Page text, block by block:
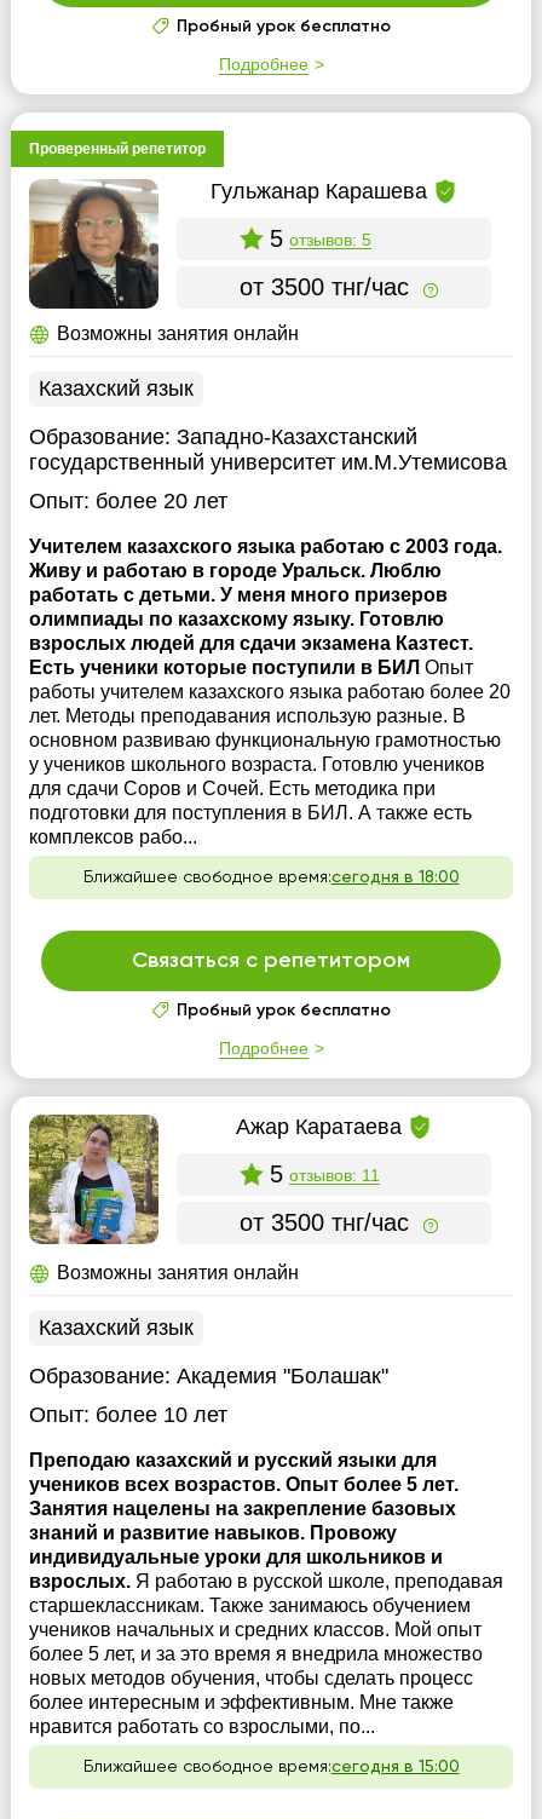
Пробный урок бесплатно
Подробнее
Проверенный репетитор
Гульжанар Карашева
5 отзывов: 5
от 3500 тнг/час
Возможны занятия онлайн
Казахский язык
Образование: Западно-Казахстанский
государственный университет им.М.Утемисова
Опыт: более 20 лет
Учителем казахского языка работаю с 2003 года.
Живу и работаю в городе Уральск. Люблю
работать с детьми. У меня много призеров
олимпиады по казахскому языку. Готовлю
взрослых людей для сдачи экзамена Казтест.
Есть ученики которые поступили в БИЛ Опыт
работы учителем казахского языка работаю более 20
лет. Методы преподавания использую разные. В
основном развиваю функциональную грамотностью
у учеников школьного возраста. Готовлю учеников
для сдачи Соров и Сочей. Есть методика при
подготовки для поступления в БИЛ. А также есть
комплексов рабо...
Ближайшее свободное время:сегодня в 18:00
Связаться с репетитором
Пробный урок бесплатно
Подробнее
Ажар Каратаева
5 отзывов: 11
от 3500 тнг/час
Возможны занятия онлайн
Казахский язык
Образование: Академия "Болашак"
Опыт: более 10 лет
Преподаю казахский и русский языки для
учеников всех возрастов. Опыт более 5 лет.
Занятия нацелены на закрепление базовых
знаний и развитие навыков. Провожу
индивидуальные уроки для школьников и
взрослых. Я работаю в русской школе, преподавая
старшеклассникам. Также занимаюсь обучением
учеников начальных и средних классов. Мой опыт
более 5 лет, и за это время я внедрила множество
новых методов обучения, чтобы сделать процесс
более интересным и эффективным. Мне также
нравится работать со взрослыми, по...
Ближайшее свободное время:сегодня в 15:00